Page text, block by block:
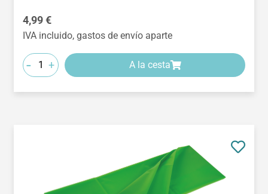
Precio normal:
4,99 €
IVA incluido, gastos de envío aparte
- + A la cesta